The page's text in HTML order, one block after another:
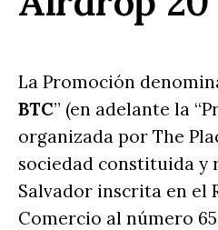
La Promoción
BTC” (en adelante la
organizada por The
sociedad constituida y
Salvador inscrita en el
Comercio al número